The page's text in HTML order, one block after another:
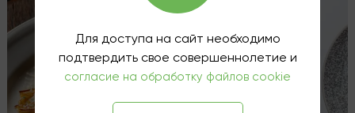
Для доступа на сайт необходимо
подтвердить свое совершеннолетие и
согласие на обработку файлов cookie